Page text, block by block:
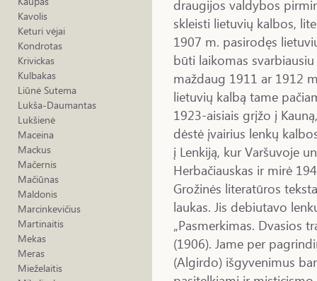
Kavolis
Keturi vėjai
Kondrotas
Krivickas
Kulbakas
Liūnė Sutema
Lukša-Daumantas
Lukšienė
Maceina
Mackus
Mačernis
Mačiūnas
Maldonis
Marcinkevičius
Martinaitis
Mekas
Meras
Mieželaitis
draugijos valdybos
skleisti lietuvių kalbos,
1907 m. pasirodęs
būti laikomas
maždaug 1911 ar 1912
lietuvių kalbą tame
1923-aisiais grįžo į
dėstė įvairius lenkų
į Lenkiją, kur Varšuvoje
Herbačiauskas ir mirė
Grožinės literatūros
laukas. Jis debiutavo
„Pasmerkimas. Dvasios
(1906). Jame per
(Algirdo) išgyvenimus